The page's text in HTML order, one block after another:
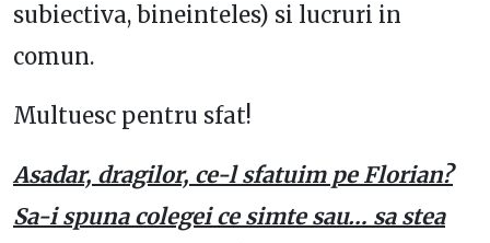
subiectiva, bineinteles) si lucruri in
comun.
Multuesc pentru sfat!
Asadar, dragilor, ce-l sfatuim pe Florian?
Sa-i spuna colegei ce simte sau… sa stea